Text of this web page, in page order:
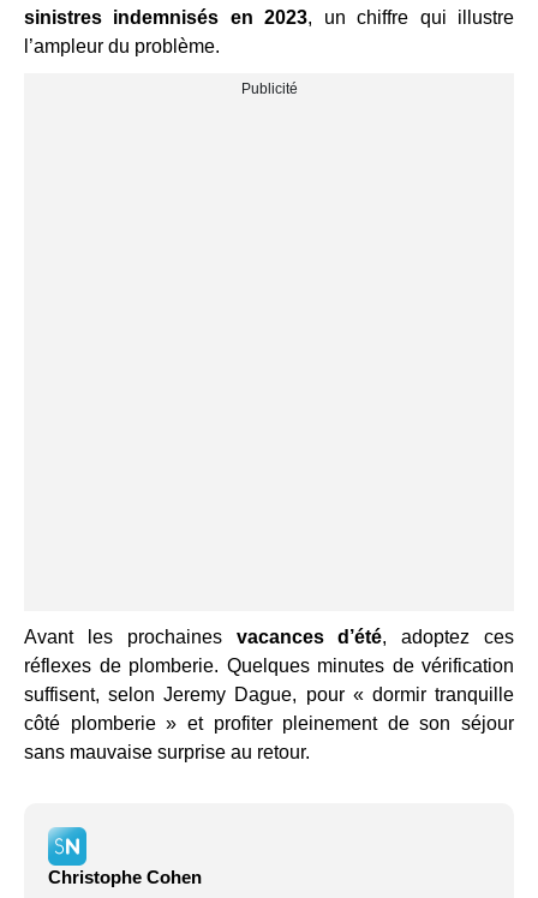
sinistres indemnisés en 2023, un chiffre qui illustre
l’ampleur du problème.
Avant les prochaines vacances d’été, adoptez ces
réflexes de plomberie. Quelques minutes de vérification
suffisent, selon Jeremy Dague, pour « dormir tranquille
côté plomberie » et profiter pleinement de son séjour
sans mauvaise surprise au retour.
Christophe Cohen